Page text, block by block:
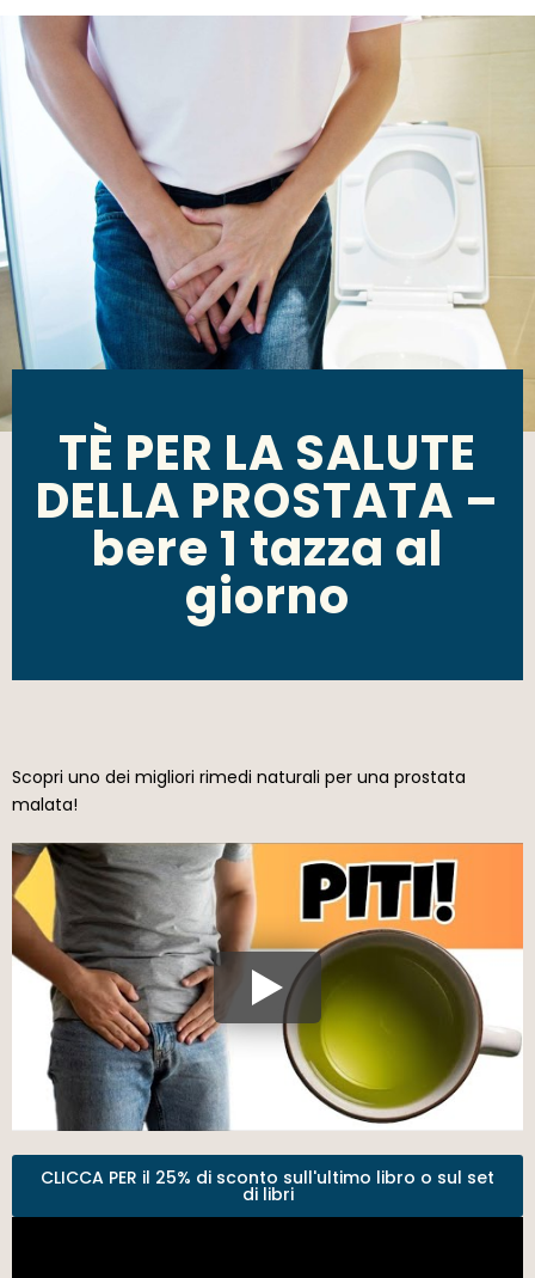
TÈ PER LA SALUTE
DELLA PROSTATA –
bere 1 tazza al
giorno
Scopri uno dei migliori rimedi naturali per una prostata
malata!
CLICCA PER il 25% di sconto sull'ultimo libro o sul set
di libri